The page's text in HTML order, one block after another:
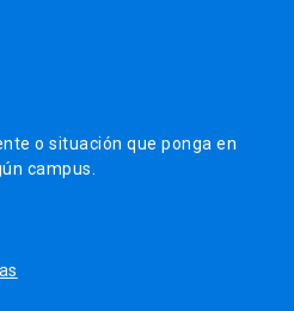
o situación que ponga en
campus.